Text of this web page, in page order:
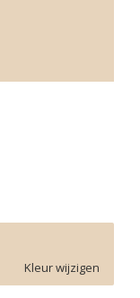
Kleur wijzigen